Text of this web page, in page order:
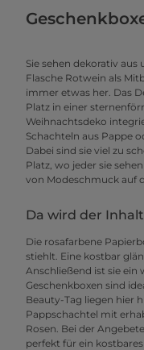
Sie sehen dekorativ
Flasche Rotwein als
immer etwas her. Das
Platz in einer
Weihnachtsdeko
Schachteln aus Pappe
Dabei sind sie viel zu
Platz, wo jeder sie
von Modeschmuck auf
Da wird der
Die rosafarbene
stiehlt. Eine kostbar
Anschließend ist sie
Geschenkboxen sind
Beauty-Tag liegen hier
Pappschachtel mit
Rosen. Bei der
perfekt für ein